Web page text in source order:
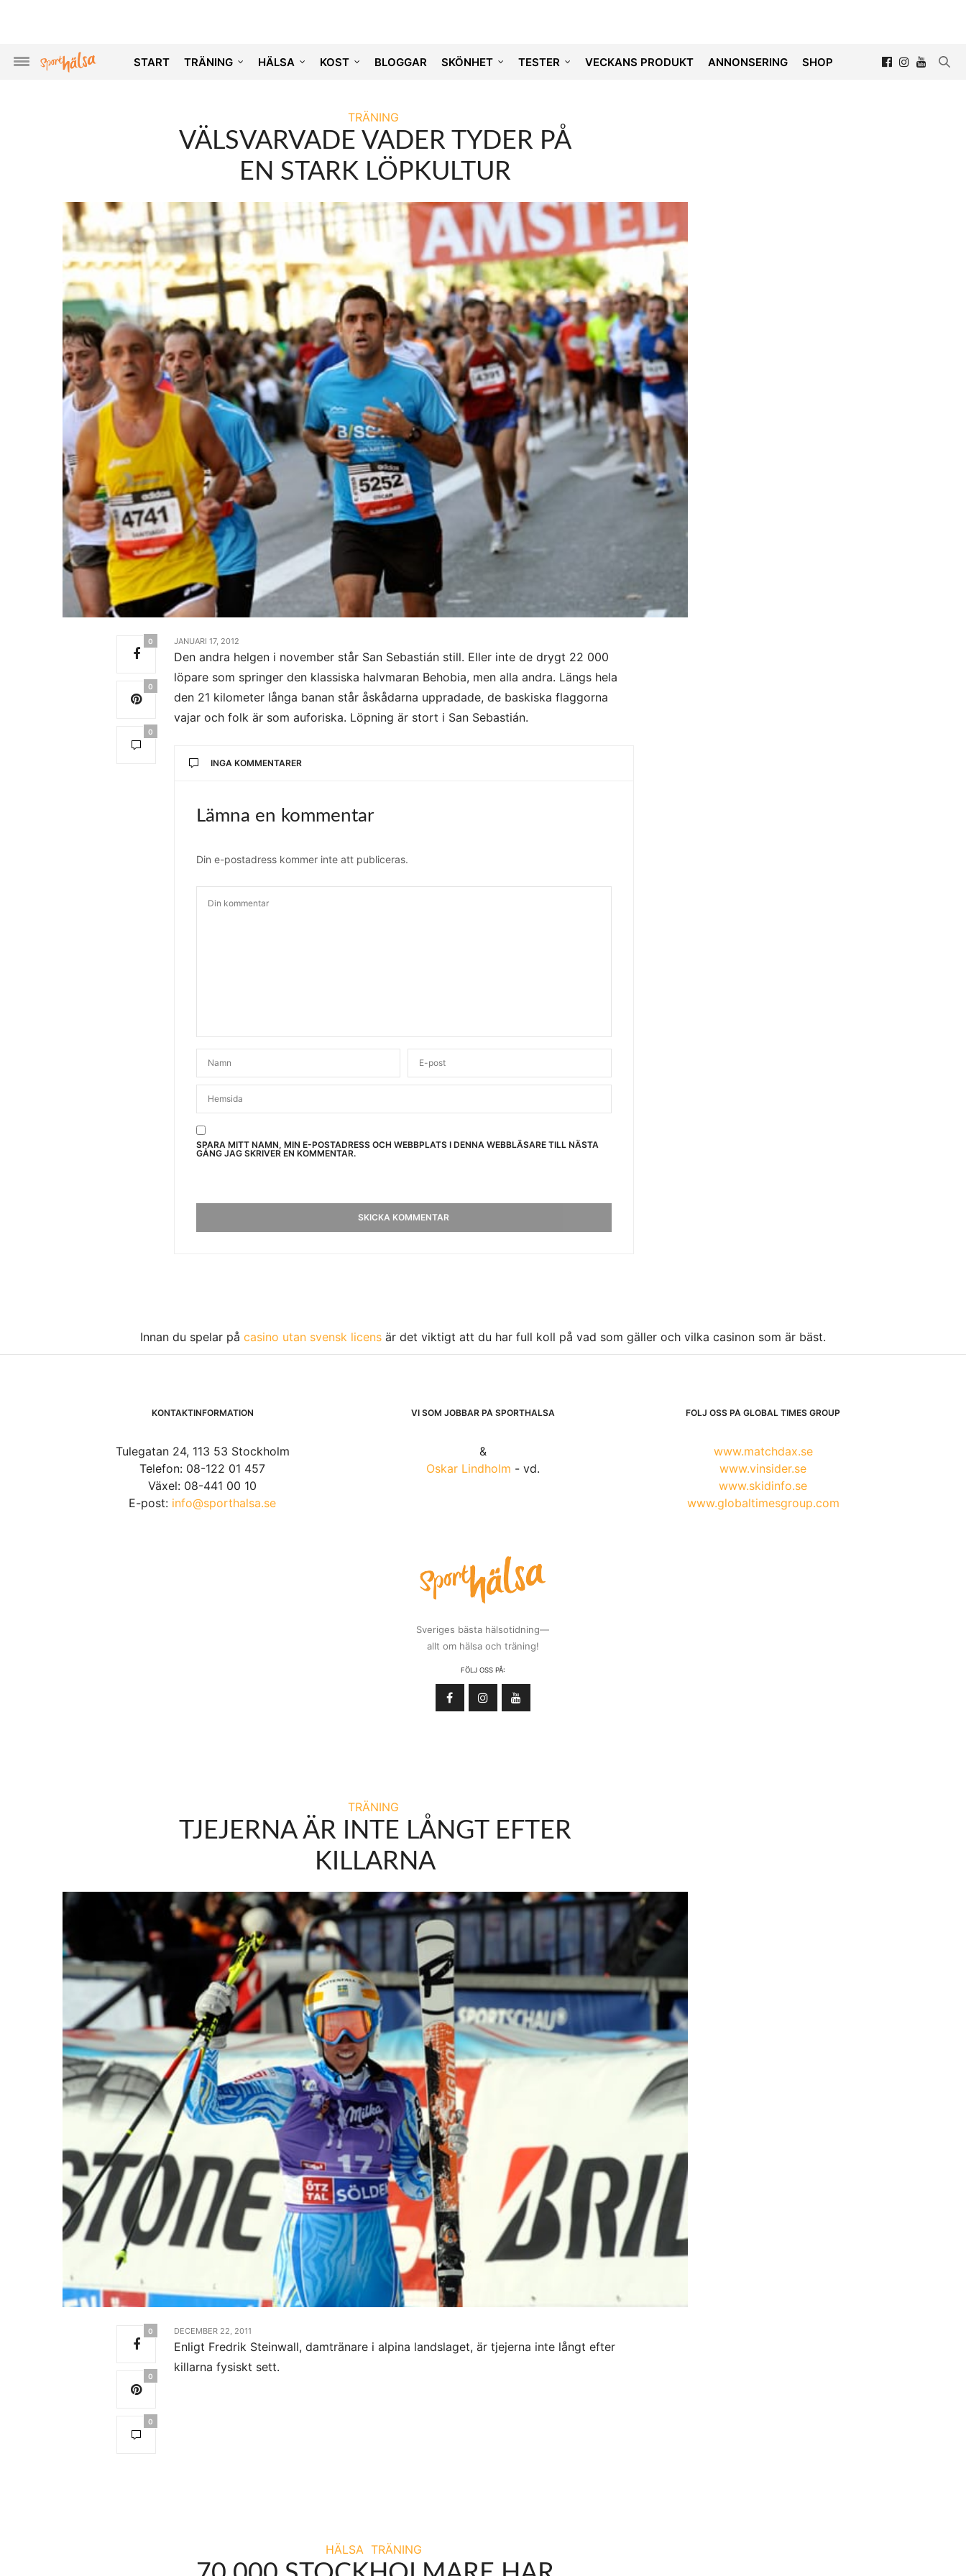
START TRÄNING HÄLSA KOST BLOGGAR SKÖNHET TESTER VECKANS PRODUKT ANNONSERING SHOP
TRÄNING
VÄLSVARVADE VADER TYDER PÅ
EN STARK LÖPKULTUR
0
0
0
JANUARI 17, 2012
Den andra helgen i november står San Sebastián still. Eller inte de drygt 22 000
löpare som springer den klassiska halvmaran Behobia, men alla andra. Längs hela
den 21 kilometer långa banan står åskådarna uppradade, de baskiska flaggorna
vajar och folk är som auforiska. Löpning är stort i San Sebastián.
INGA KOMMENTARER
Lämna en kommentar
Din e-postadress kommer inte att publiceras.
SPARA MITT NAMN, MIN E-POSTADRESS OCH WEBBPLATS I DENNA WEBBLÄSARE TILL NÄSTA
GÅNG JAG SKRIVER EN KOMMENTAR.
Innan du spelar på casino utan svensk licens är det viktigt att du har full koll på vad som gäller och vilka casinon som är bäst.
KONTAKTINFORMATION
Tulegatan 24, 113 53 Stockholm
Telefon: 08-122 01 457
Växel: 08-441 00 10
E-post: info@sporthalsa.se
VI SOM JOBBAR PÅ SPORTHÄLSA
&
Oskar Lindholm - vd.
Sveriges bästa hälsotidning—
allt om hälsa och träning!
FÖLJ OSS PÅ:
FÖLJ OSS PÅ GLOBAL TIMES GROUP
www.matchdax.se
www.vinsider.se
www.skidinfo.se
www.globaltimesgroup.com
TRÄNING
TJEJERNA ÄR INTE LÅNGT EFTER
KILLARNA
0
0
0
DECEMBER 22, 2011
Enligt Fredrik Steinwall, damtränare i alpina landslaget, är tjejerna inte långt efter
killarna fysiskt sett.
HÄLSA TRÄNING